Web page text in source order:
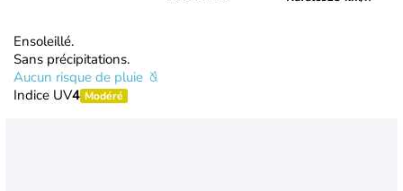
Ensoleillé.
Sans précipitations.
Aucun risque de pluie
Indice UV4 Modéré